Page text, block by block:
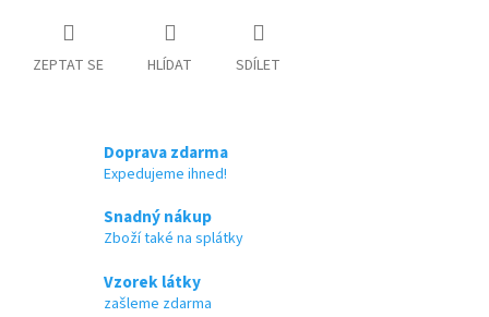
ZEPTAT SE HLÍDAT SDÍLET
Doprava zdarma
Expedujeme ihned!
Snadný nákup
Zboží také na splátky
Vzorek látky
zašleme zdarma